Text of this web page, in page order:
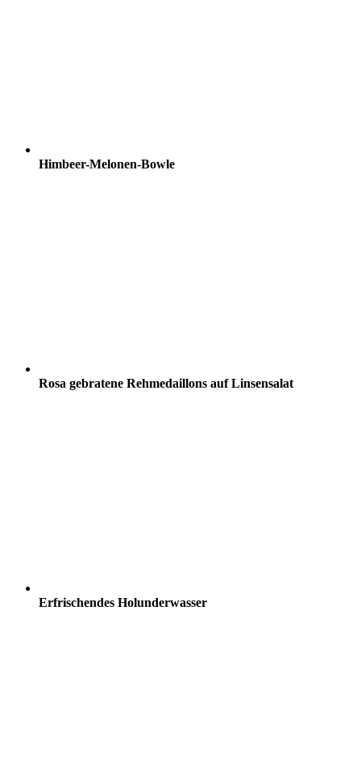
Himbeer-Melonen-Bowle
Rosa gebratene Rehmedaillons auf Linsensalat
Erfrischendes Holunderwasser